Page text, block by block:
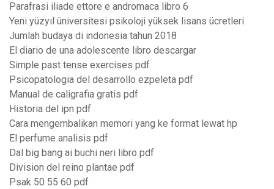
Parafrasi iliade ettore e andromaca libro 6
Yeni yüzyıl üniversitesi psikoloji yüksek lisans ücretleri
Jumlah budaya di indonesia tahun 2018
El diario de una adolescente libro descargar
Simple past tense exercises pdf
Psicopatologia del desarrollo ezpeleta pdf
Manual de caligrafia gratis pdf
Historia del ipn pdf
Cara mengembalikan memori yang ke format lewat hp
El perfume analisis pdf
Dal big bang ai buchi neri libro pdf
Division del reino plantae pdf
Psak 50 55 60 pdf